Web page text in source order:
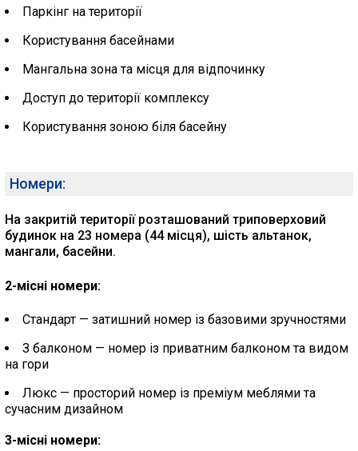
Паркінг на території
Користування басейнами
Мангальна зона та місця для відпочинку
Доступ до території комплексу
Користування зоною біля басейну
Номери:
На закритій території розташований триповерховий
будинок на 23 номера (44 місця), шість альтанок,
мангали, басейни.
2-місні номери:
Стандарт — затишний номер із базовими зручностями
З балконом — номер із приватним балконом та видом
на гори
Люкс — просторий номер із преміум меблями та
сучасним дизайном
3-місні номери: